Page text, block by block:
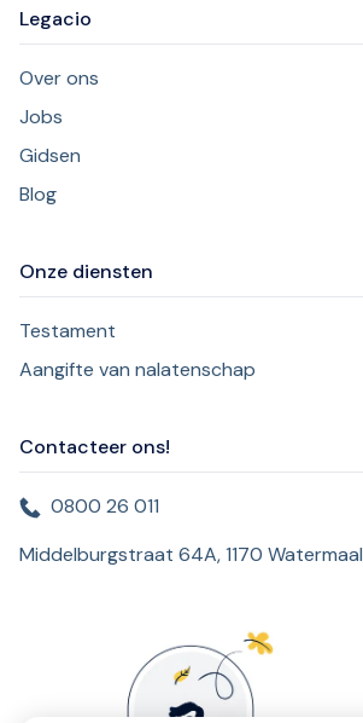
Legacio
Over ons
Jobs
Gidsen
Blog
Onze diensten
Testament
Aangifte van nalatenschap
Contacteer ons!
0800 26 011
Middelburgstraat 64A, 1170